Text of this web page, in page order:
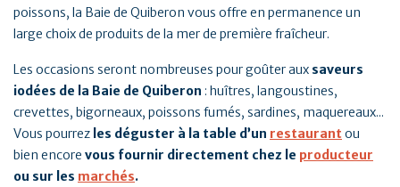
poissons, la Baie de Quiberon vous offre en permanence un
large choix de produits de la mer de première fraîcheur.
Les occasions seront nombreuses pour goûter aux saveurs
iodées de la Baie de Quiberon : huîtres, langoustines,
crevettes, bigorneaux, poissons fumés, sardines, maquereaux...
Vous pourrez les déguster à la table d’un restaurant ou
bien encore vous fournir directement chez le producteur
ou sur les marchés.